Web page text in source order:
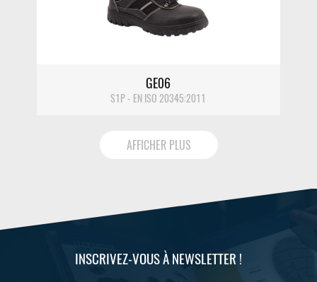
DÉTAIL
GE06
S1P - EN ISO 20345:2011
AFFICHER PLUS
INSCRIVEZ-VOUS À NEWSLETTER !